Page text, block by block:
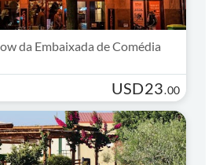
da Embaixada de Comédia
USD23.00